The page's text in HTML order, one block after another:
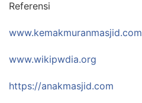
Referensi
www.kemakmuranmasjid.com
www.wikipwdia.org
https://anakmasjid.com